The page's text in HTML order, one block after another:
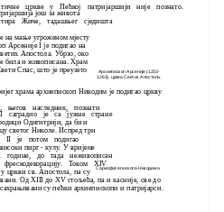
цркве у Пећкој патријаршији није познато.
још за живота
Жиче, тадашњег сједишта
на мање угроженом мјесту
Арсеније I је подигао на
Апостола. Убрзо, око
била и живописана. Храм
Спас, што је преузето
храма архиепископ Никодим је подигао цркву
његов наследник, познати
саградио је са јужне стране
Одигитрији, да би и
светог Николе. Испред три
II је потом подигао
пирг - кулу. У вријеме
године, до тада неживописан
Током XIV
цркви св. Апостола, па су
Од XIII до XV стољећа, па и касније, све до
су пећки архиепископи и патријарси.
Архиепископ Арсеније (1233-
1263), црква Светих Апостола.
Саркофаг епископа Никодима